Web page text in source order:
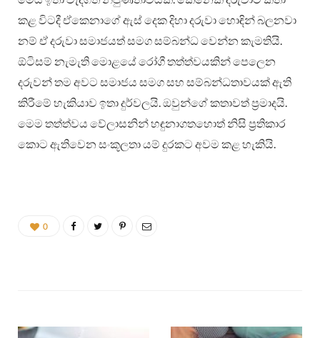
කළ විටදී ඒකෙනාගේ ඇස් දෙක දිහා දරුවා හොඳින් බලනවා
නම් ඒ දරුවා සමාජයත් සමග සම්බන්ධ වෙන්න කැමතියි.
ඕටිසම් නැමැති මොළයේ රෝගී තත්ත්වයකින් පෙලෙන
දරුවන් තම අවට සමාජය සමග සහ සම්බන්ධතාවයක් ඇති
කිරීමේ හැකියාව ඉතා දුර්වලයි. ඔවුන්ගේ කතාවත් ප්‍රමාදයි.
මෙම තත්ත්වය වේලාසනින් හඳුනාගතහොත් නිසි ප්‍රතිකාර
කොට ඇතිවෙන සංකූලතා යම් දුරකට අවම කළ හැකියි.
0